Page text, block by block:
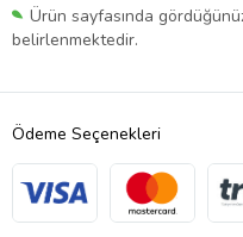
Ürün sayfasında
belirlenmektedir.
Ödeme Seçenekleri